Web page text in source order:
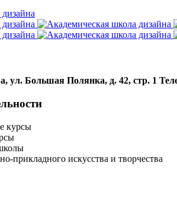
ул. Большая Полянка, д. 42, стр. 1
курсы
прикладного искусства и творчества